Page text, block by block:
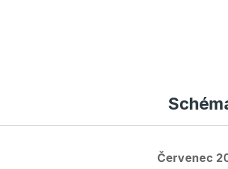
Červenec